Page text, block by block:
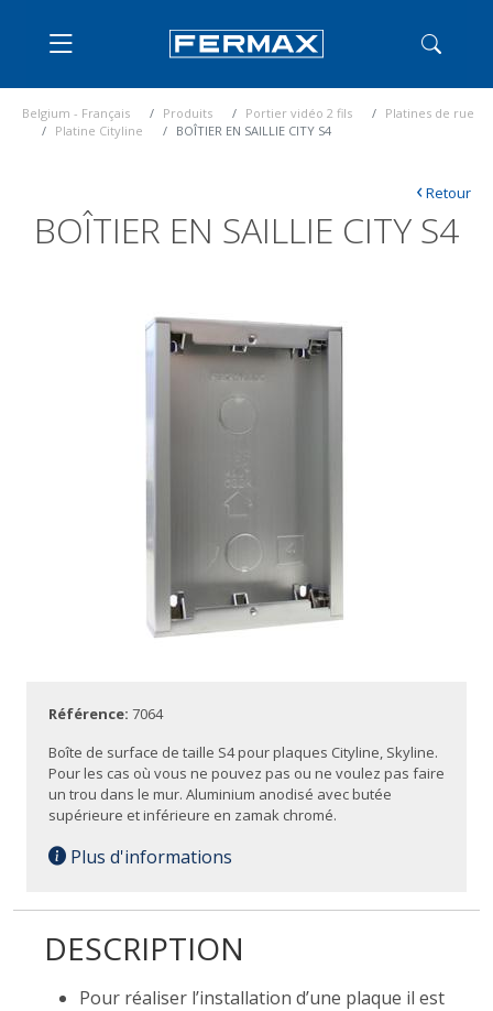
Belgium - Français Produits Portier vidéo 2 fils
Platines de rue
Platine Cityline
BOÎTIER EN SAILLIE CITY S4
BOÎTIER EN SAILLIE CITY S4
‹Retour
Référence: 7064
Boîte de surface de taille S4 pour plaques Cityline, Skyline.
Pour les cas où vous ne pouvez pas ou ne voulez pas faire
un trou dans le mur. Aluminium anodisé avec butée
supérieure et inférieure en zamak chromé.
Plus d'informations
DESCRIPTION
Pour réaliser l’installation d’une plaque il est